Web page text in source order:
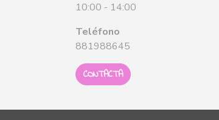
10:00 - 14:00
Teléfono
881988645
CONTACTA